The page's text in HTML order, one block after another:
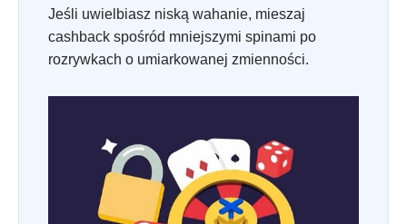
Jeśli uwielbiasz niską wahanie, mieszaj
cashback spośród mniejszymi spinami po
rozrywkach o umiarkowanej zmienności.